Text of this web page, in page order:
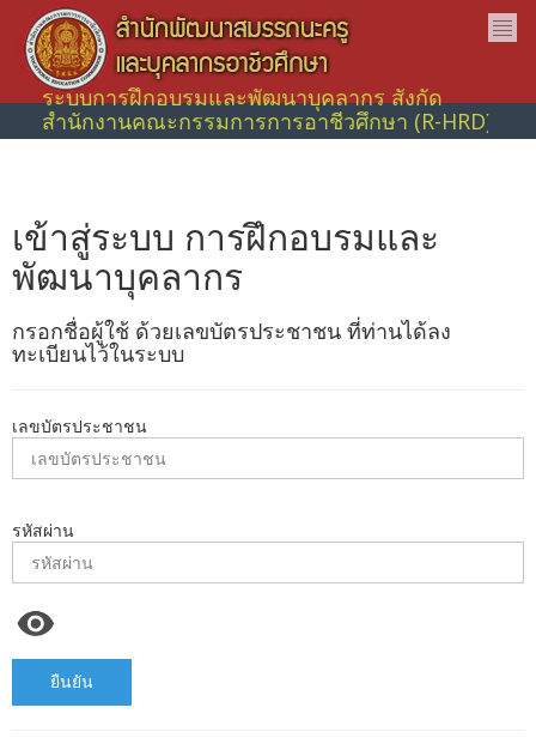
ระบบการฝึกอบรมและพัฒนาบุคลากร สังกัด
สำนักงานคณะกรรมการการอาชีวศึกษา (R-HRD)
เข้าสู่ระบบ การฝึกอบรมและ
พัฒนาบุคลากร
กรอกชื่อผู้ใช้ ด้วยเลขบัตรประชาชน ที่ท่านได้ลง
ทะเบียนไว้ในระบบ
เลขบัตรประชาชน
รหัสผ่าน
ยืนยัน